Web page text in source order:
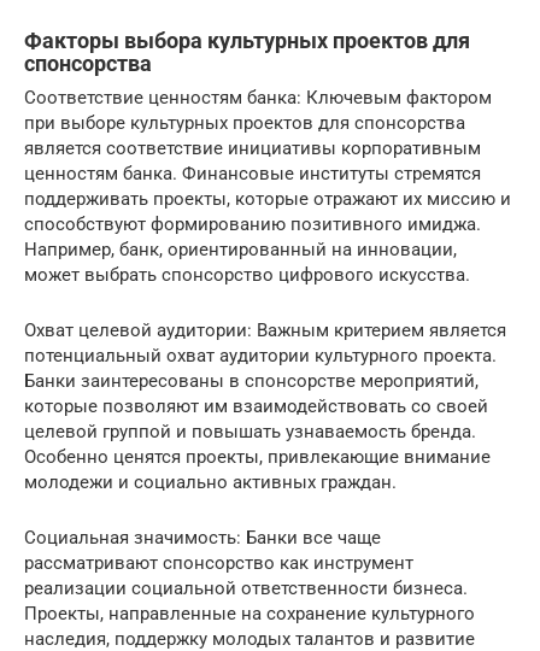
Факторы выбора культурных проектов для
спонсорства
Соответствие ценностям банка: Ключевым фактором
при выборе культурных проектов для спонсорства
является соответствие инициативы корпоративным
ценностям банка. Финансовые институты стремятся
поддерживать проекты, которые отражают их миссию и
способствуют формированию позитивного имиджа.
Например, банк, ориентированный на инновации,
может выбрать спонсорство цифрового искусства.
Охват целевой аудитории: Важным критерием является
потенциальный охват аудитории культурного проекта.
Банки заинтересованы в спонсорстве мероприятий,
которые позволяют им взаимодействовать со своей
целевой группой и повышать узнаваемость бренда.
Особенно ценятся проекты, привлекающие внимание
молодежи и социально активных граждан.
Социальная значимость: Банки все чаще
рассматривают спонсорство как инструмент
реализации социальной ответственности бизнеса.
Проекты, направленные на сохранение культурного
наследия, поддержку молодых талантов и развитие